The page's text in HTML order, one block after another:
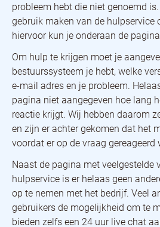
probleem hebt die niet genoemd
gebruik maken van de hulpservice
hiervoor kun je onderaan de
Om hulp te krijgen moet je
bestuurssysteem je hebt, welke
e-mail adres en je probleem.
pagina niet aangegeven hoe lang
reactie krijgt. Wij hebben daarom
en zijn er achter gekomen dat het
voordat er op de vraag gereageerd
Naast de pagina met veelgestelde
hulpservice is er helaas geen
op te nemen met het bedrijf. Veel
gebruikers de mogelijkheid om te
bieden zelfs een 24 uur live chat